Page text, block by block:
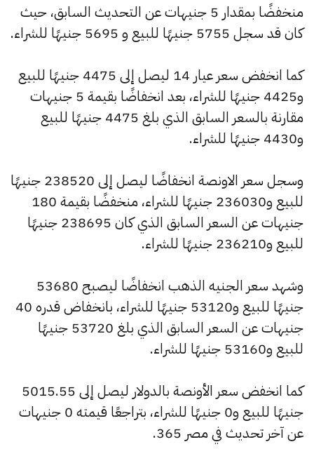
منخفضًا بمقدار 5 جنيهات عن التحديث السابق، حيث
كان قد سجل 5755 جنيهًا للبيع و 5695 جنيهًا للشراء.
كما انخفض سعر عيار 14 ليصل إلى 4475 جنيهًا للبيع
و4425 جنيهًا للشراء، بعد انخفاضًا بقيمة 5 جنيهات
مقارنة بالسعر السابق الذي بلغ 4475 جنيهًا للبيع
و4430 جنيهًا للشراء.
وسجل سعر الاونصة انخفاضًا ليصل إلى 238520 جنيهًا
للبيع و236030 جنيهًا للشراء، منخفضًا بقيمة 180
جنيهات عن السعر السابق الذي كان 238695 جنيهًا
للبيع و236210 جنيهًا للشراء.
وشهد سعر الجنيه الذهب انخفاضًا ليصبح 53680
جنيهًا للبيع و53120 جنيهًا للشراء، بانخفاض قدره 40
جنيهات عن السعر السابق الذي بلغ 53720 جنيهًا
للبيع و53160 جنيهًا للشراء.
كما انخفض سعر الأونصة بالدولار ليصل إلى 5015.55
جنيهًا للبيع و0 جنيهًا للشراء، بتراجعًا قيمته 0 جنيهات
عن آخر تحديث في مصر 365.